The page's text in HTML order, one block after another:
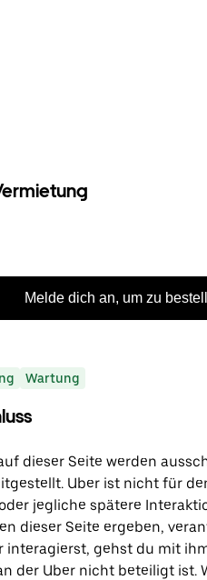
Melde dich an, um zu
Wartung
dieser Seite werden
Uber ist nicht für
jegliche spätere
dieser Seite ergeben,
interagierst, gehst du mit
der Uber nicht beteiligt ist.